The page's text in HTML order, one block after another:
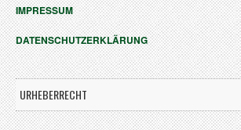
IMPRESSUM
DATENSCHUTZERKLÄRUNG
URHEBERRECHT